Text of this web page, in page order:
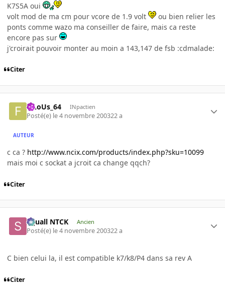
K7S5A oui
volt mod de ma cm pour vcore de 1.9 volt
ou bien relier les
ponts comme wazo ma conseiller de faire, mais ca reste
encore pas sur
j'croirait pouvoir monter au moin a 143,147 de fsb :cdmalade:
Citer
FiLoUs_64 INpactien
Posté(e) le 4 novembre 200322 a
AUTEUR
c ca ? http://www.ncix.com/products/index.php?sku=10099
mais moi c sockat a jcroit ca change qqch?
Citer
Squall NTCK Ancien
Posté(e) le 4 novembre 200322 a
C bien celui la, il est compatible k7/k8/P4 dans sa rev A
Citer